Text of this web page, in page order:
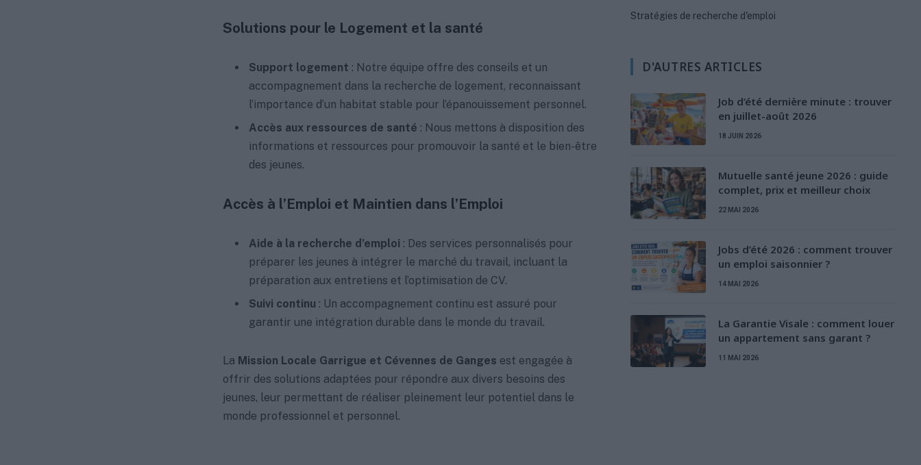
Solutions pour le Logement et la santé
Support logement : Notre équipe offre des conseils et un
accompagnement dans la recherche de logement, reconnaissant
l’importance d’un habitat stable pour l’épanouissement personnel.
Accès aux ressources de santé : Nous mettons à disposition des
informations et ressources pour promouvoir la santé et le bien-être
des jeunes.
Accès à l’Emploi et Maintien dans l’Emploi
Aide à la recherche d’emploi : Des services personnalisés pour
préparer les jeunes à intégrer le marché du travail, incluant la
préparation aux entretiens et l’optimisation de CV.
Suivi continu : Un accompagnement continu est assuré pour
garantir une intégration durable dans le monde du travail.
La Mission Locale Garrigue et Cévennes de Ganges est engagée à
offrir des solutions adaptées pour répondre aux divers besoins des
jeunes, leur permettant de réaliser pleinement leur potentiel dans le
monde professionnel et personnel.
Stratégies de recherche d'emploi
D'AUTRES ARTICLES
Job d’été dernière minute : trouver
en juillet-août 2026
18 JUIN 2026
Mutuelle santé jeune 2026 : guide
complet, prix et meilleur choix
22 MAI 2026
Jobs d’été 2026 : comment trouver
un emploi saisonnier ?
14 MAI 2026
La Garantie Visale : comment louer
un appartement sans garant ?
11 MAI 2026